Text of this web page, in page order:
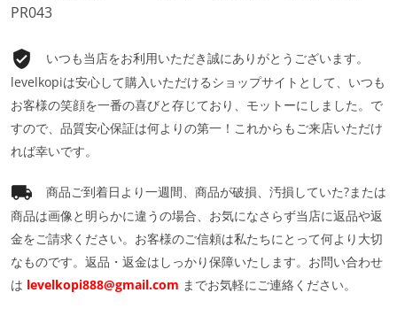
PR043
いつも当店をお利用いただき誠にありがとうございます。
levelkopiは安心して購入いただけるショップサイトとして、いつも
お客様の笑顔を一番の喜びと存じており、モットーにしました。で
すので、品質安心保証は何よりの第一！これからもご来店いただけ
れば幸いです。
商品ご到着日より一週間、商品が破損、汚損していた?または
商品は画像と明らかに違うの場合、お気になさらず当店に返品や返
金をご請求ください。お客様のご信頼は私たちにとって何より大切
なものです。返品・返金はしっかり保障いたします。お問い合わせ
は levelkopi888@gmail.com までお気軽にご連絡ください。